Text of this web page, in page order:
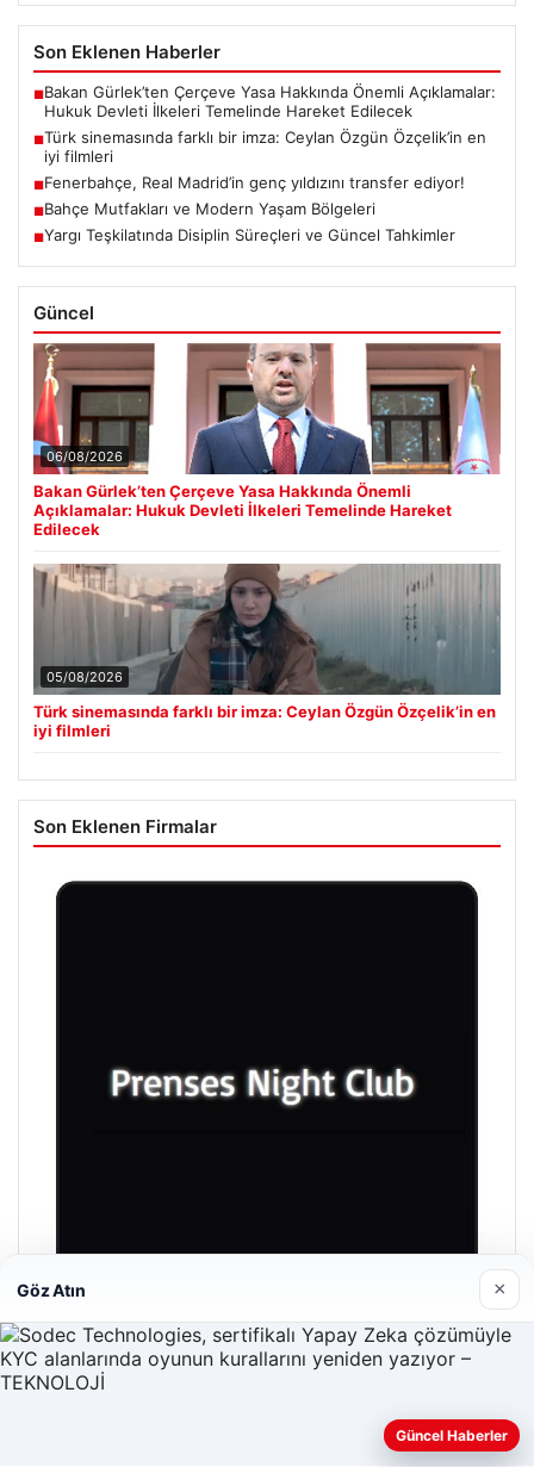
Son Eklenen Haberler
■Bakan Gürlek’ten Çerçeve Yasa Hakkında Önemli Açıklamalar:
Hukuk Devleti İlkeleri Temelinde Hareket Edilecek
■Türk sinemasında farklı bir imza: Ceylan Özgün Özçelik’in en
iyi filmleri
■Fenerbahçe, Real Madrid’in genç yıldızını transfer ediyor!
■Bahçe Mutfakları ve Modern Yaşam Bölgeleri
■Yargı Teşkilatında Disiplin Süreçleri ve Güncel Tahkimler
Güncel
06/08/2026
Bakan Gürlek’ten Çerçeve Yasa Hakkında Önemli
Açıklamalar: Hukuk Devleti İlkeleri Temelinde Hareket
Edilecek
05/08/2026
Türk sinemasında farklı bir imza: Ceylan Özgün Özçelik’in en
iyi filmleri
Son Eklenen Firmalar
Prenses Night Club
29/04/2026
Göz Atın ×
Güncel Haberler